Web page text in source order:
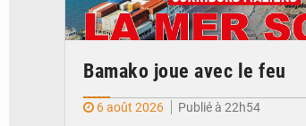
Bamako joue avec le feu
6 août 2026
Publié à 22h54